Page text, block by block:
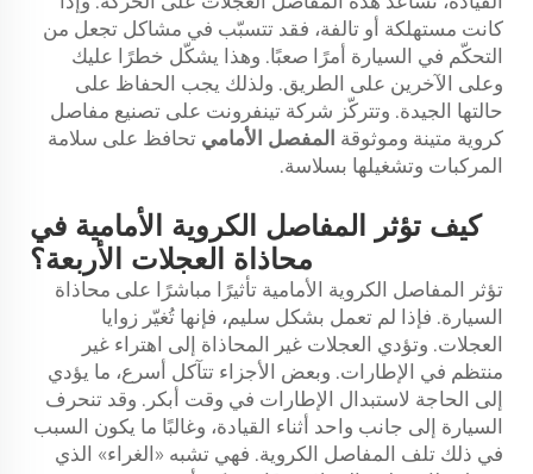
كانت مستهلكة أو تالفة، فقد تتسبّب في مشاكل تجعل من
التحكّم في السيارة أمرًا صعبًا. وهذا يشكّل خطرًا عليك
وعلى الآخرين على الطريق. ولذلك يجب الحفاظ على
حالتها الجيدة. وتتركّز شركة تينفرونت على تصنيع مفاصل
كروية متينة وموثوقة المفصل الأمامي تحافظ على سلامة
المركبات وتشغيلها بسلاسة.
كيف تؤثر المفاصل الكروية الأمامية في
محاذاة العجلات الأربعة؟
تؤثر المفاصل الكروية الأمامية تأثيرًا مباشرًا على محاذاة
السيارة. فإذا لم تعمل بشكل سليم، فإنها تُغيّر زوايا
العجلات. وتؤدي العجلات غير المحاذاة إلى اهتراء غير
منتظم في الإطارات. وبعض الأجزاء تتآكل أسرع، ما يؤدي
إلى الحاجة لاستبدال الإطارات في وقت أبكر. وقد تنحرف
السيارة إلى جانب واحد أثناء القيادة، وغالبًا ما يكون السبب
في ذلك تلف المفاصل الكروية. فهي تشبه «الغراء» الذي